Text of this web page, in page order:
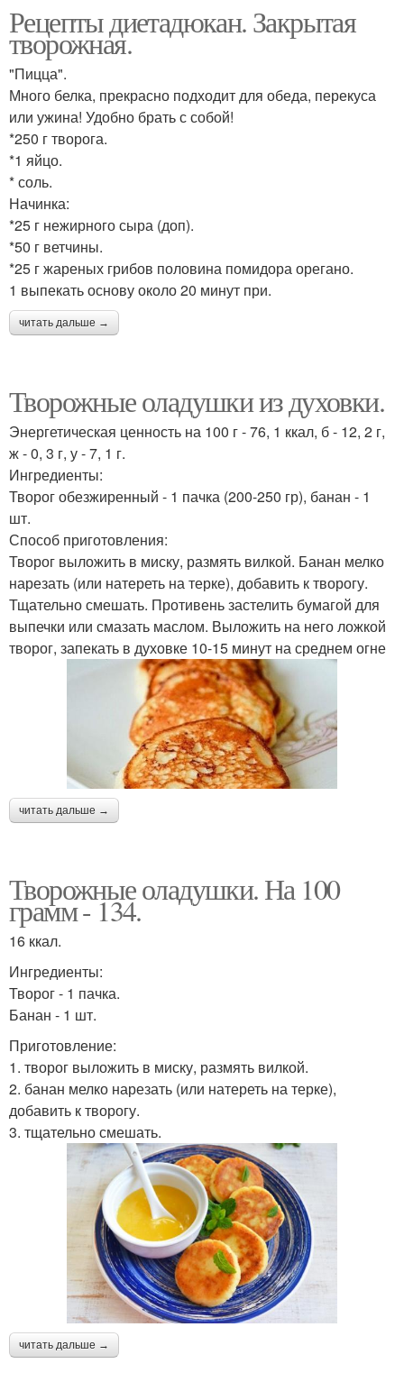
Рецепты диетадюкан. Закрытая
творожная.
"Пицца".
Много белка, прекрасно подходит для обеда, перекуса
или ужина! Удобно брать с собой!
*250 г творога.
*1 яйцо.
* соль.
Начинка:
*25 г нежирного сыра (доп).
*50 г ветчины.
*25 г жареных грибов половина помидора орегано.
1 выпекать основу около 20 минут при.
читать дальше →
Творожные оладушки из духовки.
Энергетическая ценность на 100 г - 76, 1 ккал, б - 12, 2 г,
ж - 0, 3 г, у - 7, 1 г.
Ингредиенты:
Творог обезжиренный - 1 пачка (200-250 гр), банан - 1
шт.
Способ приготовления:
Творог выложить в миску, размять вилкой. Банан мелко
нарезать (или натереть на терке), добавить к творогу.
Тщательно смешать. Противень застелить бумагой для
выпечки или смазать маслом. Выложить на него ложкой
творог, запекать в духовке 10-15 минут на среднем огне
читать дальше →
Творожные оладушки. На 100
грамм - 134.
16 ккал.
Ингредиенты:
Творог - 1 пачка.
Банан - 1 шт.
Приготовление:
1. творог выложить в миску, размять вилкой.
2. банан мелко нарезать (или натереть на терке),
добавить к творогу.
3. тщательно смешать.
читать дальше →